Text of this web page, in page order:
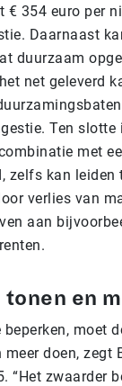
€ 354 euro per
Daarnaast
duurzaam
net geleverd
Ten
met
zelfs kan leiden
verlies van
aan
en
moet
doen, zegt
“Het zwaarder